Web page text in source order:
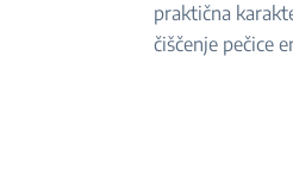
praktična
čiščenje pečice